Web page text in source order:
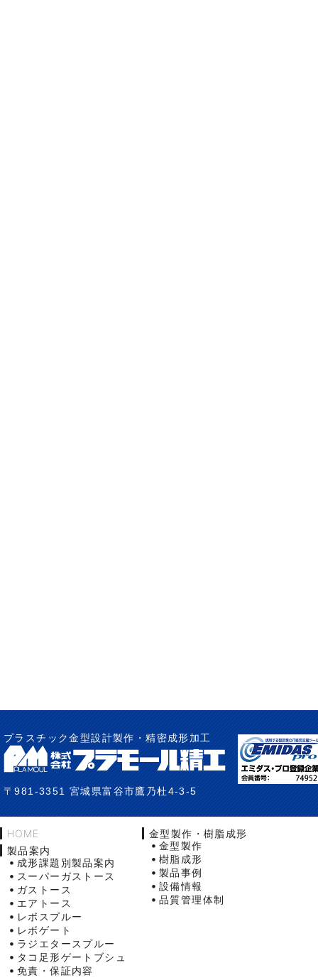
プラスチック金型設計製作・精密成形加工
〒981-3351 宮城県富谷市鷹乃杜4-3-5
HOME
製品案内
成形課題別製品案内
スーパーガストース
ガストース
エアトース
レボスプルー
レボゲート
ラジエタースプルー
タコ足形ゲートブシュ
免責・保証内容
金型製作・樹脂成形
金型製作
樹脂成形
製品事例
設備情報
品質管理体制